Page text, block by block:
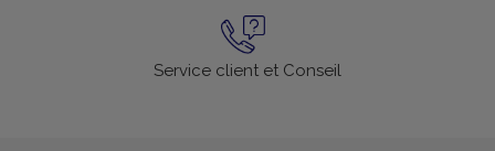
Service client et Conseil